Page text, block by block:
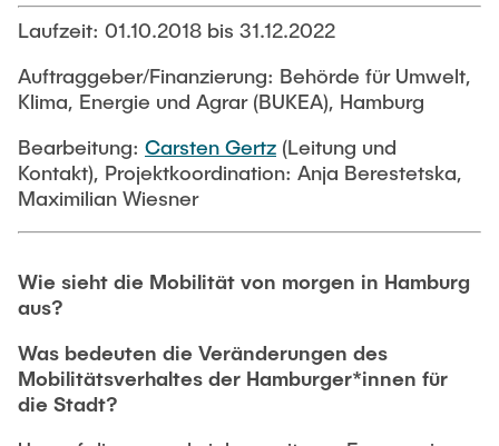
Abgeschlossene studentische Arbeiten
Verkehrs- und Logistikknoten
Buchtipps
Medien
Laufzeit: 01.10.2018 bis 31.12.2022
Auftraggeber/Finanzierung: Behörde für Umwelt,
Klima, Energie und Agrar (BUKEA), Hamburg
Bearbeitung: Carsten Gertz (Leitung und
Kontakt), Projektkoordination: Anja Berestetska,
Maximilian Wiesner
Wie sieht die Mobilität von morgen in Hamburg
aus?
Was bedeuten die Veränderungen des
Mobilitätsverhaltes der Hamburger*innen für
die Stadt?